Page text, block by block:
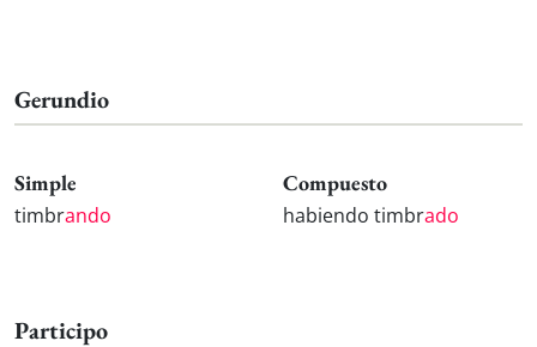
Gerundio
Simple
timbrando
Compuesto
habiendo timbrado
Participo